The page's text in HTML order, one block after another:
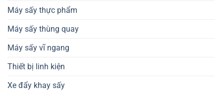
Máy sấy thực phẩm
Máy sấy thùng quay
Máy sấy vĩ ngang
Thiết bị linh kiện
Xe đẩy khay sấy